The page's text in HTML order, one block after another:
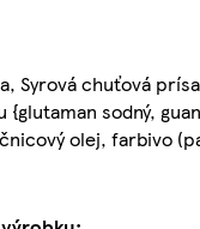
Syrová chuťová
sodný,
olej, farbivo